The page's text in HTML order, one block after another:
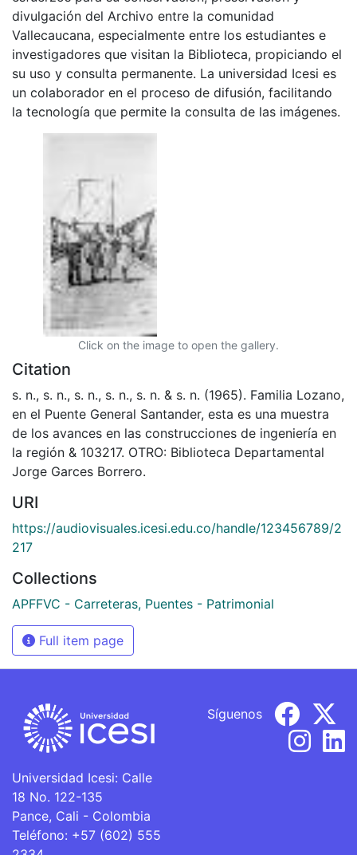
divulgación del Archivo entre la comunidad
Vallecaucana, especialmente entre los estudiantes e
investigadores que visitan la Biblioteca, propiciando el
su uso y consulta permanente. La universidad Icesi es
un colaborador en el proceso de difusión, facilitando
la tecnología que permite la consulta de las imágenes.
Click on the image to open the gallery.
Citation
s. n., s. n., s. n., s. n., s. n. & s. n. (1965). Familia Lozano,
en el Puente General Santander, esta es una muestra
de los avances en las construcciones de ingeniería en
la región & 103217. OTRO: Biblioteca Departamental
Jorge Garces Borrero.
URI
https://audiovisuales.icesi.edu.co/handle/123456789/2
217
Collections
APFFVC - Carreteras, Puentes - Patrimonial
Full item page
Universidad Icesi: Calle
18 No. 122-135
Pance, Cali - Colombia
Teléfono: +57 (602) 555
Síguenos